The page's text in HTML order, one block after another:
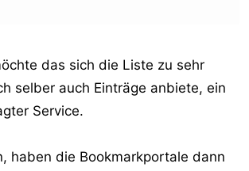
das sich die Liste zu sehr
selber auch Einträge anbiete, ein
Service.
haben die Bookmarkportale dann